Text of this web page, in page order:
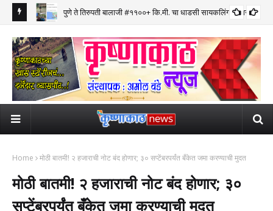
पुणे ते तिरुपती बालाजी #११००+ कि.मी. चा धाडसी सायकलिंग प्रवास पूर्ण
Home मोठी बातमी! २ हजाराची नोट बंद होणार; ३० सप्टेंबरपर्यंत बँकेत जमा करण्याची मुदत
मोठी बातमी! २ हजाराची नोट बंद होणार; ३०
सप्टेंबरपर्यंत बँकेत जमा करण्याची मुदत